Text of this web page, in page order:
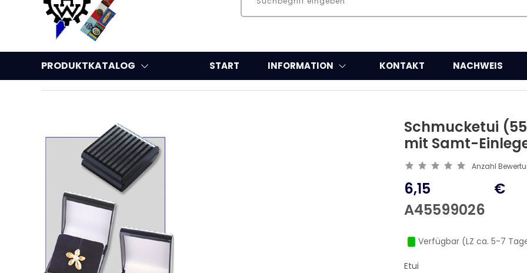
PRODUKTKATALOG START INFORMATION KONTAKT NACHWEIS
Schmucketui
mit Samt-
Anzahl
6,15
A45599026
€
Verfügbar (LZ ca. 5-7
Etui